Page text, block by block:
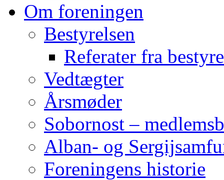
Om foreningen
Bestyrelsen
Referater fra
Vedtægter
Årsmøder
Sobornost –
Alban- og
Foreningens historie